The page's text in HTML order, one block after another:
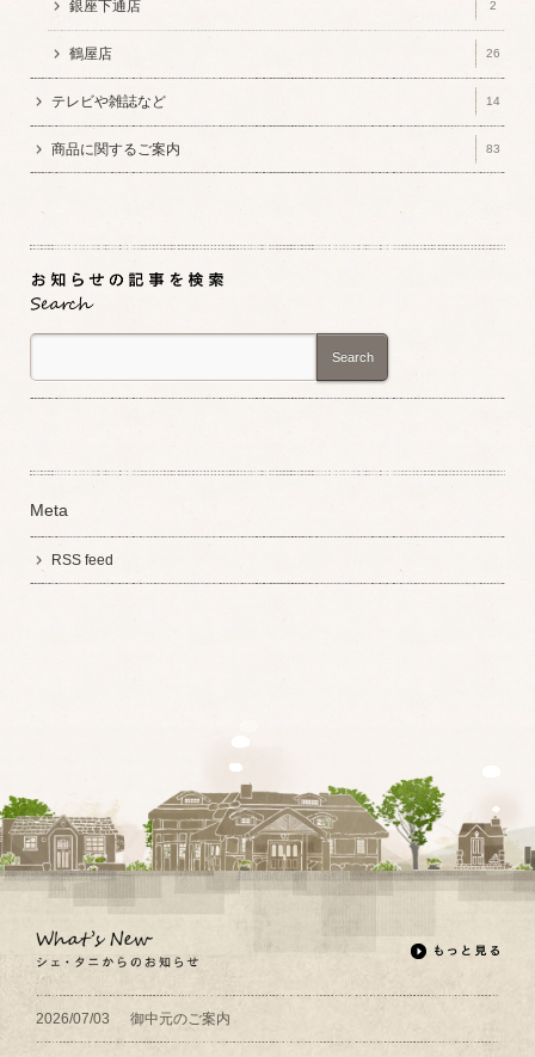
銀座下通店 2
鶴屋店 26
テレビや雑誌など 14
商品に関するご案内 83
Search
Meta
RSS feed
2026/07/03 御中元のご案内